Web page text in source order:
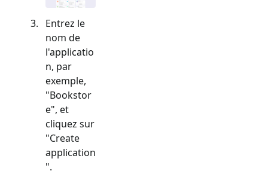
Entrez le
nom de
l'applicatio
n, par
exemple,
"Bookstor
e", et
cliquez sur
"Create
application
".